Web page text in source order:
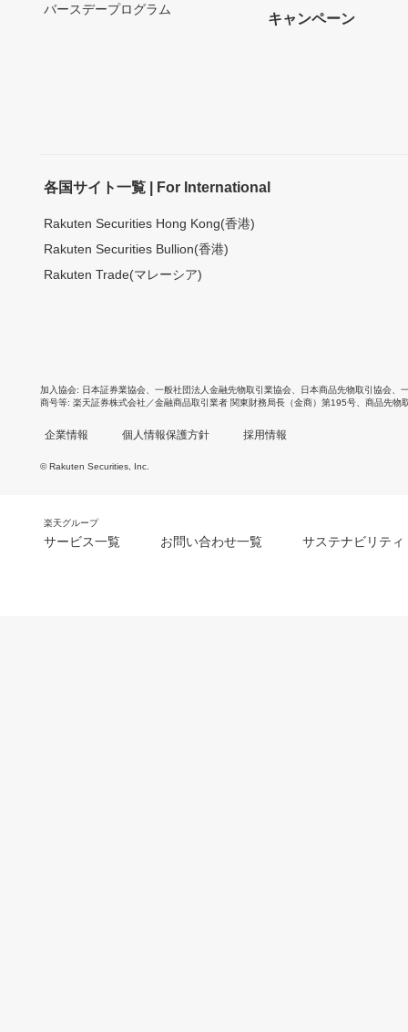
バースデープログラム
キャンペーン
各国サイト一覧 | For International
Rakuten Securities Hong Kong(香港)
Rakuten Securities Bullion(香港)
Rakuten Trade(マレーシア)
加入協会 日本証券業協会 一般社団法人金融先物取引業協会 日本商品先物取引協会
商号等 楽天証券株式会社／金融商品取引業者 関東財務局長（金商）第195号、商品先物
企業情報 個人情報保護方針 採用情報
© Rakuten Securities, Inc.
楽天グループ
サービス一覧 お問い合わせ一覧 サステナビリティ